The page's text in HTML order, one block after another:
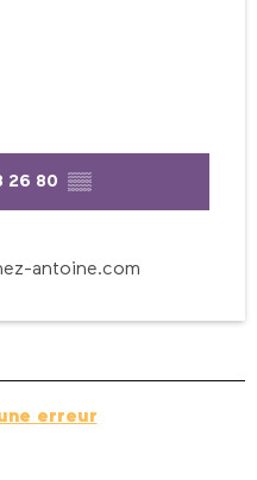
26 80 ▒▒
antoine.com
erreur